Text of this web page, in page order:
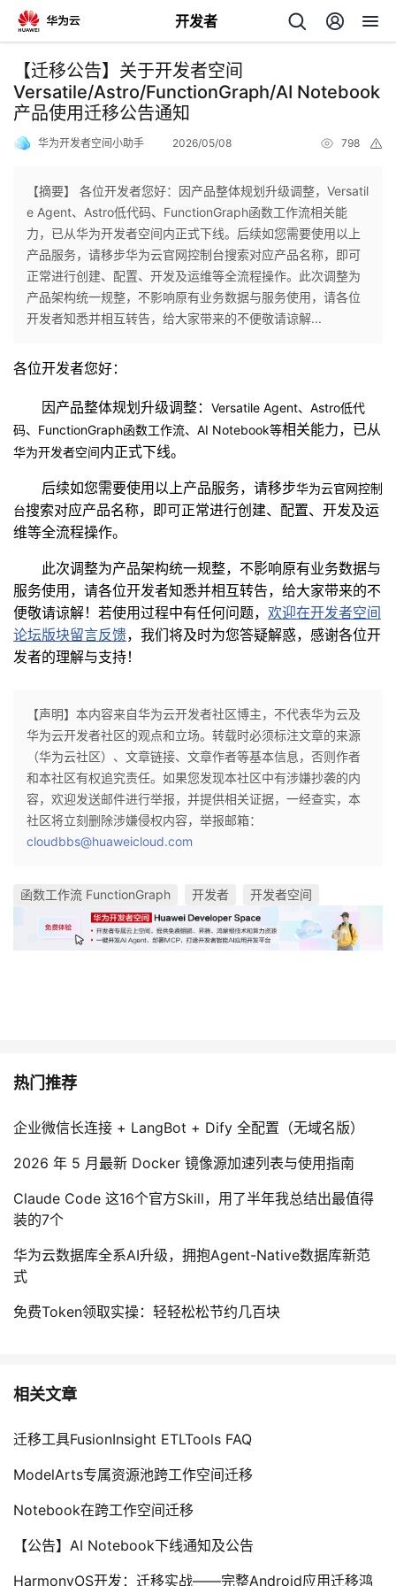
开发者
返
回
个
人
主
我
的
者
的
客
我
论
坛
的
圈
我
的
播
我
活
动
的
关
注
我
的
开
者
的
程
我
认
证
的
实
我
的
我
的
我
支
支
持
声
建
【迁移公告】关于开发者空间
Versatile/Astro/FunctionGraph/AI Notebook
产品使用迁移公告通知
华为开发者空间小助手 2026/05/08 798
【摘要】 各位开发者您好：因产品整体规划升级调整，Versatil
e Agent、Astro低代码、FunctionGraph函数工作流相关能
力，已从华为开发者空间内正式下线。后续如您需要使用以上
产品服务，请移步华为云官网控制台搜索对应产品名称，即可
正常进行创建、配置、开发及运维等全流程操作。此次调整为
产品架构统一规整，不影响原有业务数据与服务使用，请各位
开发者知悉并相互转告，给大家带来的不便敬请谅解...
各位开发者您好：
因产品整体规划升级调整： Versatile Agent、 Astro低代
码、 FunctionGraph函数工作流、 AI Notebook等相关能力，已从
华为开发者空间内正式下线。
后续如您需要使用以上产品服务，请移步华为云官网控制
台搜索对应产品名称，即可正常进行创建、配置、开发及运
维等全流程操作。
此次调整为产品架构统一规整，不影响原有业务数据与
服务使用，请各位开发者知悉并相互转告，给大家带来的不
便敬请谅解！若使用过程中有任何问题， 欢迎在开发者空间
论坛版块留言反馈，我们将及时为您答疑解惑，感谢各位开
发者的理解与支持！
【声明】本内容来自华为云开发者社区博主，不代表华为云及
华为云开发者社区的观点和立场。转载时必须标注文章的来源
（华为云社区）、文章链接、文章作者等基本信息，否则作者
和本社区有权追究责任。如果您发现本社区中有涉嫌抄袭的内
容，欢迎发送邮件进行举报，并提供相关证据，一经查实，本
社区将立刻删除涉嫌侵权内容，举报邮箱：
cloudbbs@huaweicloud.com
函数工作流 FunctionGraph 开发者 开发者空间
热门推荐
企业微信长连接 + LangBot + Dify 全配置（无域名版）
2026 年 5 月最新 Docker 镜像源加速列表与使用指南
Claude Code 这16个官方Skill，用了半年我总结出最值得
装的7个
华为云数据库全系AI升级，拥抱Agent-Native数据库新范
式
免费Token领取实操：轻轻松松节约几百块
相关文章
迁移工具FusionInsight ETLTools FAQ
ModelArts专属资源池跨工作空间迁移
Notebook在跨工作空间迁移
【公告】AI Notebook下线通知及公告
HarmonyOS开发：迁移实战——完整Android应用迁移鸿